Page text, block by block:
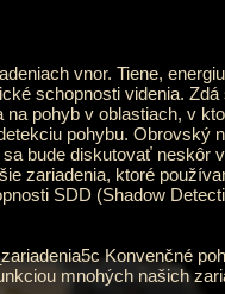
vnor. Tiene,
schopnosti videnia.
pohyb v oblastiach, v
pohybu. Obrovský
bude diskutovať neskôr
zariadenia, ktoré
SDD (Shadow
Konvenčné
mnohých našich